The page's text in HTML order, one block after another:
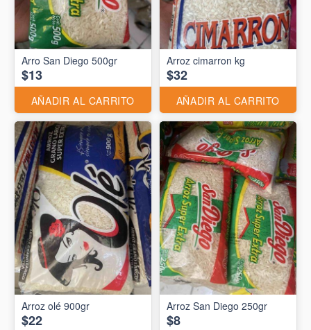
Arro San Diego 500gr
$13
AÑADIR AL CARRITO
Arroz cimarron kg
$32
AÑADIR AL CARRITO
Arroz olé 900gr
$22
Arroz San Diego 250gr
$8